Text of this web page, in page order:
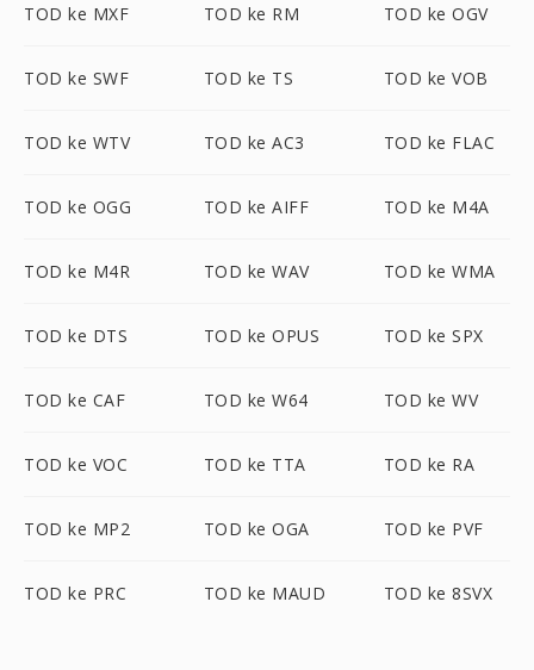
TOD ke MXF TOD ke RM TOD ke OGV
TOD ke SWF TOD ke TS TOD ke VOB
TOD ke WTV TOD ke AC3 TOD ke FLAC
TOD ke OGG TOD ke AIFF TOD ke M4A
TOD ke M4R TOD ke WAV TOD ke WMA
TOD ke DTS TOD ke OPUS TOD ke SPX
TOD ke CAF TOD ke W64 TOD ke WV
TOD ke VOC TOD ke TTA TOD ke RA
TOD ke MP2 TOD ke OGA TOD ke PVF
TOD ke PRC TOD ke MAUD TOD ke 8SVX